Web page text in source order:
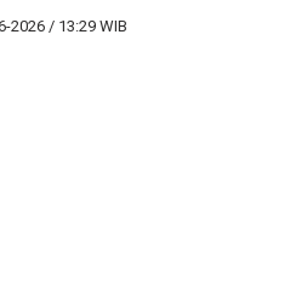
2026 / 13:29 WIB